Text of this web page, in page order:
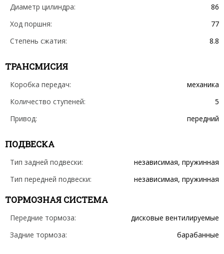
Диаметр цилиндра:
86
Ход поршня:
77
Степень сжатия:
8.8
ТРАНСМИСИЯ
Коробка передач:
механика
Количество ступеней:
5
Привод:
передний
ПОДВЕСКА
Тип задней подвески:
независимая, пружинная
Тип передней подвески:
независимая, пружинная
ТОРМОЗНАЯ СИСТЕМА
Передние тормоза:
дисковые вентилируемые
Задние тормоза:
барабанные